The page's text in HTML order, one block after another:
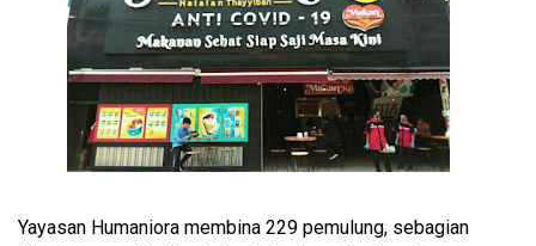
Yayasan Humaniora membina 229 pemulung, sebagian